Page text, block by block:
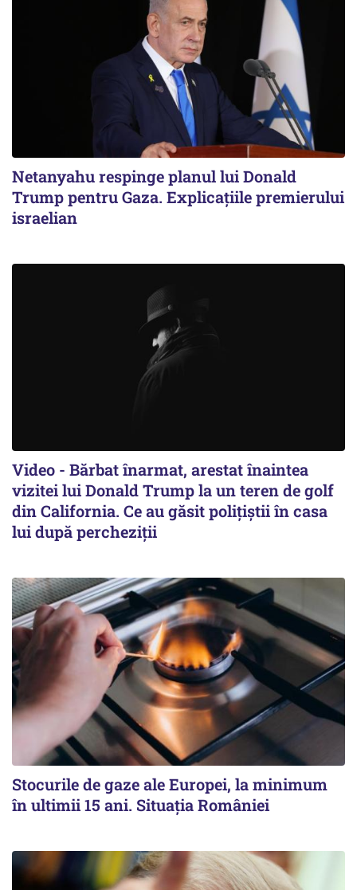
Netanyahu respinge planul lui Donald
Trump pentru Gaza. Explicațiile premierului
israelian
Video - Bărbat înarmat, arestat înaintea
vizitei lui Donald Trump la un teren de golf
din California. Ce au găsit polițiștii în casa
lui după percheziții
Stocurile de gaze ale Europei, la minimum
în ultimii 15 ani. Situația României